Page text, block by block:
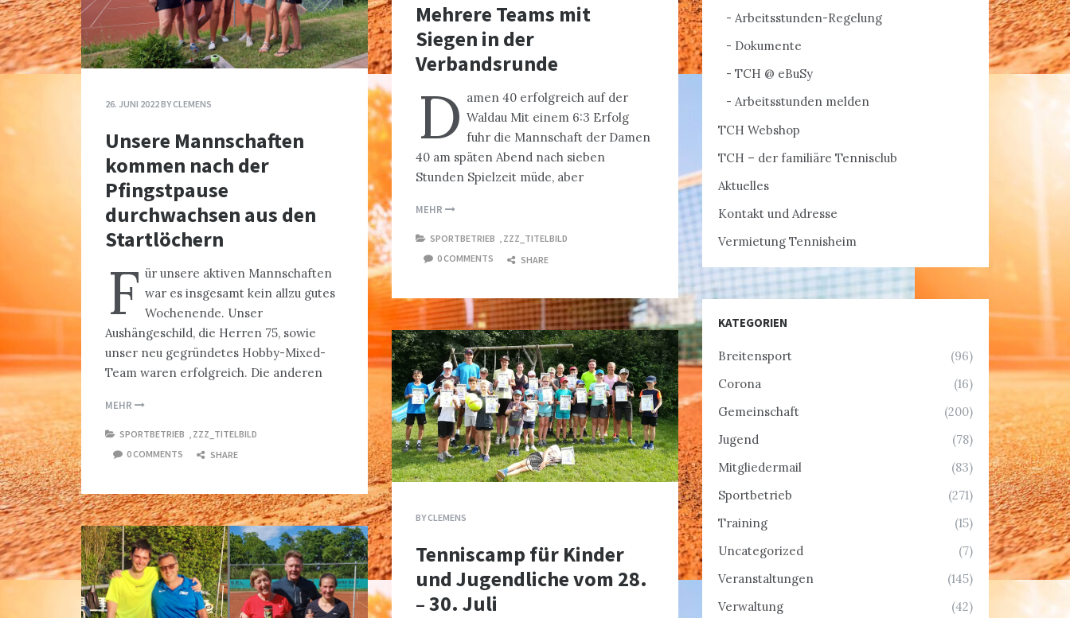
Mehrere Teams mit
Siegen in der
Verbandsrunde
D amen 40 erfolgreich auf der
Waldau Mit einem 6:3 Erfolg
fuhr die Mannschaft der Damen
40 am späten Abend nach sieben
Stunden Spielzeit müde, aber
MEHR
SPORTBETRIEB , ZZZ_TITELBILD
0 COMMENTS
SHARE
26. JUNI 2022BYCLEMENS
Unsere Mannschaften
kommen nach der
Pfingstpause
durchwachsen aus den
Startlöchern
F ür unsere aktiven Mannschaften
war es insgesamt kein allzu gutes
Wochenende. Unser
Aushängeschild, die Herren 75, sowie
unser neu gegründetes Hobby-Mixed-
Team waren erfolgreich. Die anderen
MEHR
SPORTBETRIEB
ZZZ_TITELBILD
0 COMMENTS
SHARE
BYCLEMENS
Tenniscamp für Kinder
und Jugendliche vom 28.
– 30. Juli
Arbeitsstunden-Regelung
Dokumente
TCH @ eBuSy
Arbeitsstunden melden
TCH Webshop
TCH – der familiäre Tennisclub
Aktuelles
Kontakt und Adresse
Vermietung Tennisheim
KATEGORIEN
Breitensport
(96)
Corona
(16)
Gemeinschaft
(200)
Jugend
(78)
Mitgliedermail
(83)
Sportbetrieb
(271)
Training
(15)
Uncategorized
(7)
Veranstaltungen
(145)
Verwaltung
(42)